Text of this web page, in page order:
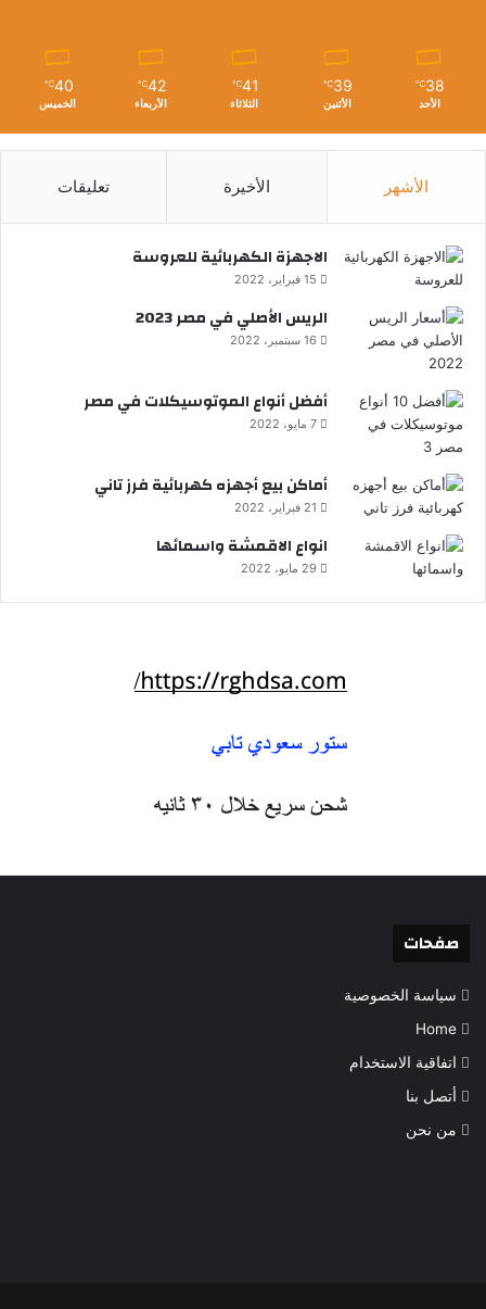
38
℃
الأحد
39
℃
الأثنين
41
℃
الثلاثاء
42
℃
الأربعاء
40
℃
الخميس
الأشهر الأخيرة تعليقات
الاجهزة الكهربائية للعروسة
15 فبراير، 2022
الريس الأصلي في مصر 2023
16 سبتمبر، 2022
أفضل أنواع الموتوسيكلات في مصر
7 مايو، 2022
أماكن بيع أجهزه كهربائية فرز تاني
21 فبراير، 2022
انواع الاقمشة واسمائها
29 مايو، 2022
صفحات
سياسة الخصوصية
Home
اتفاقية الاستخدام
أتصل بنا
من نحن